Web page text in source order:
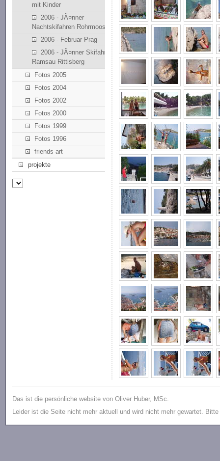
mit Kinder
2006 - JÃ¤nner
Nachtskifahren Rohrmoos
2006 - Februar Prag
2006 - JÃ¤nner Skifahren
Ramsau Rittisberg
Fotos 2005
Fotos 2004
Fotos 2002
Fotos 2000
Fotos 1999
Fotos 1996
friends art
projekte
Das ist die persönliche website von Oliver Huber, MSc.
Leider ist die Seite nicht mehr aktuell und wird nicht mehr gewartet.